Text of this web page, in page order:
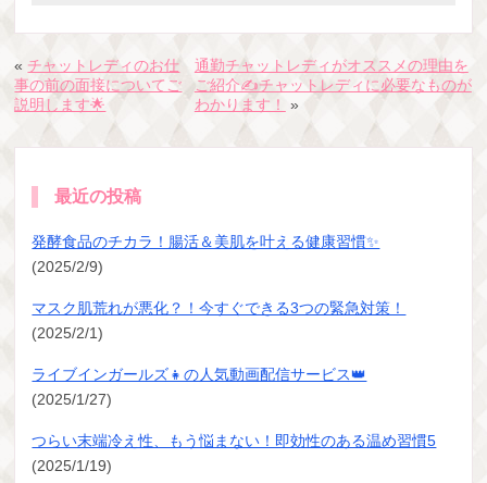
« チャットレディのお仕
事の前の面接についてご
説明します🌟
通勤チャットレディがオススメの理由を
ご紹介✍️チャットレディに必要なものが
わかります！
»
最近の投稿
発酵食品のチカラ！腸活＆美肌を叶える健康習慣✨
(2025/2/9)
マスク肌荒れが悪化？！今すぐできる3つの緊急対策！
(2025/2/1)
ライブインガールズ👧の人気動画配信サービス👑
(2025/1/27)
つらい末端冷え性、もう悩まない！即効性のある温め習慣5
(2025/1/19)